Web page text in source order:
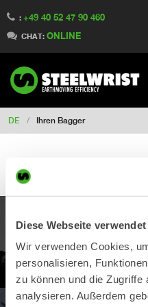
Diese Webseite
Wir verwenden Cookies,
personalisieren,
zu können und die Zugriffe
analysieren. Außerdem
: +49 40 52 47 90 460
CHAT: ONLINE
Switch to Finland
Switch to Denmark
Switch to China
Switch to Australia
Change market
DE / Ihren Bagger
PRODUKTE
Entdecken Sie unser Prduktangebot